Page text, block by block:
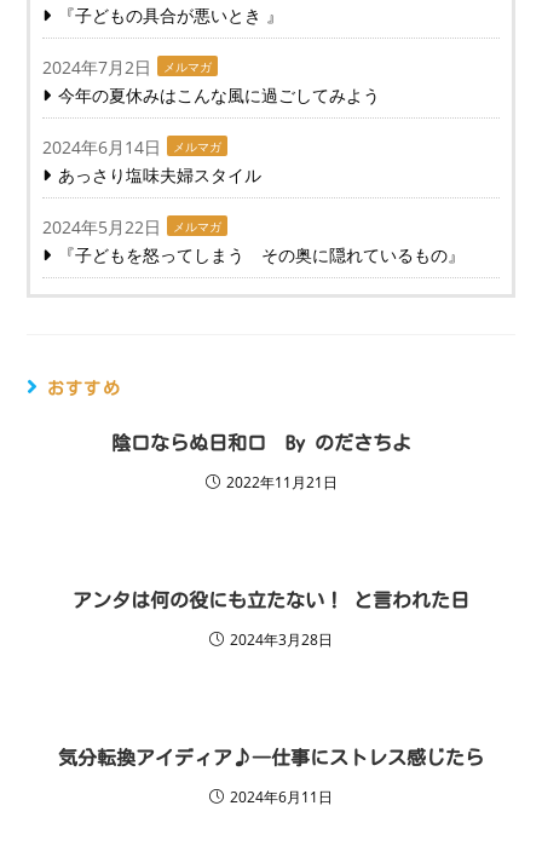
『子どもの具合が悪いとき 』
2024年7月2日 メルマガ
今年の夏休みはこんな風に過ごしてみよう
2024年6月14日 メルマガ
あっさり塩味夫婦スタイル
2024年5月22日 メルマガ
『子どもを怒ってしまう その奥に隠れているもの』
おすすめ
陰口ならぬ日和口 By のださちよ
2022年11月21日
アンタは何の役にも立たない！ と言われた日
2024年3月28日
気分転換アイディア♪―仕事にストレス感じたら
2024年6月11日